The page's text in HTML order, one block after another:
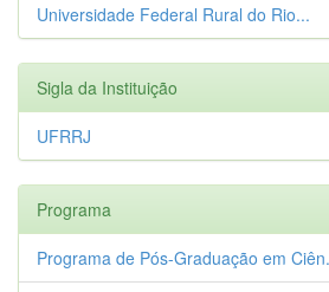
Universidade Federal Rural do Rio...
Sigla da Instituição
UFRRJ
Programa
Programa de Pós-Graduação em